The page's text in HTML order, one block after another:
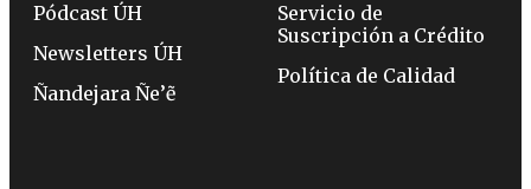
Pódcast ÚH
Newsletters ÚH
Ñandejara Ñe’ẽ
Servicio de
Suscripción a Crédito
Política de Calidad